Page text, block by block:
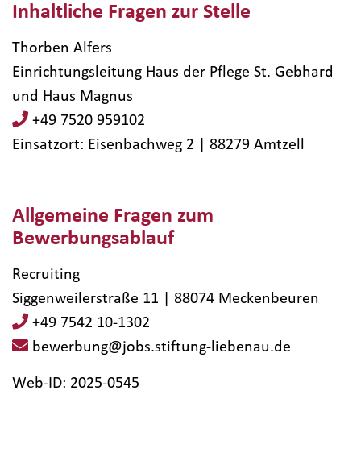
Inhaltliche Fragen zur Stelle
Thorben Alfers
Einrichtungsleitung Haus der Pflege St. Gebhard
und Haus Magnus
+49 7520 959102
Einsatzort: Eisenbachweg 2 | 88279​ Amtzell
Allgemeine Fragen zum
Bewerbungsablauf
Recruiting
Siggenweilerstraße 11 | 88074 Meckenbeuren
+49 7542 10-1302
bewerbung@jobs.stiftung-liebenau.de
Web-ID: 2025-0545